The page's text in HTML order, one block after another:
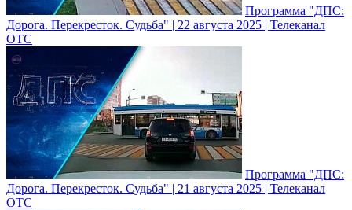
Программа "ДПС:
Дорога. Перекресток. Судьба" | 22 августа 2025 | Телеканал
ОТС
Программа "ДПС:
Дорога. Перекресток. Судьба" | 21 августа 2025 | Телеканал
ОТС